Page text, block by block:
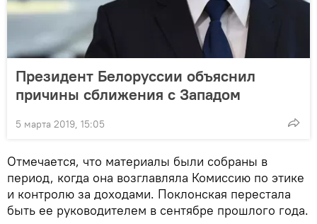
Президент Белоруссии объяснил
причины сближения с Западом
5 марта 2019, 15:05
Отмечается, что материалы были собраны в
период, когда она возглавляла Комиссию по этике
и контролю за доходами. Поклонская перестала
быть ее руководителем в сентябре прошлого года.